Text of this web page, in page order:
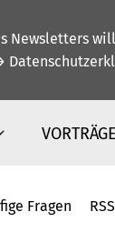
Newsletters
VORTRÄGE
Fragen